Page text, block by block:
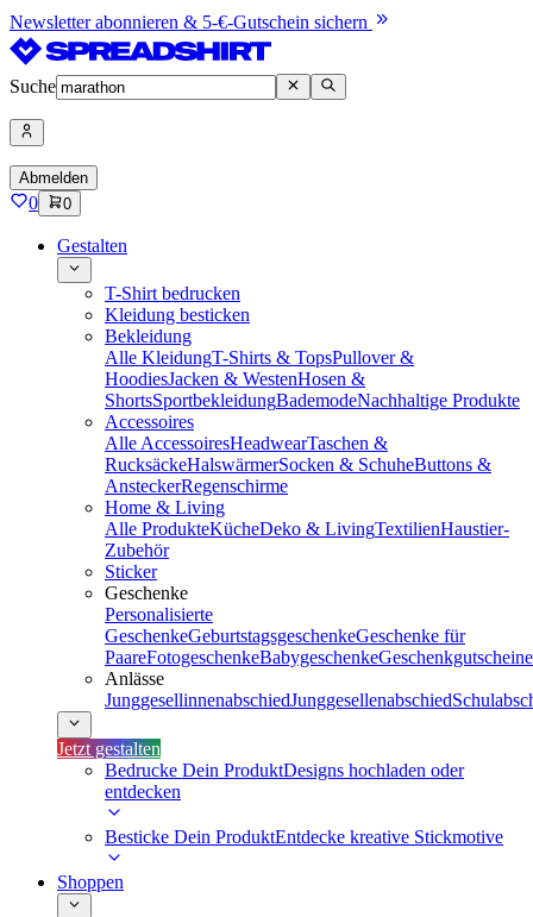
Newsletter abonnieren & 5-€-Gutschein sichern
Suche
Abmelden
0 0
Gestalten
T-Shirt bedrucken
Kleidung besticken
Bekleidung
Alle KleidungT-Shirts & TopsPullover &
HoodiesJacken & WestenHosen &
ShortsSportbekleidungBademodeNachhaltige Produkte
Accessoires
Alle AccessoiresHeadwearTaschen &
RucksäckeHalswärmerSocken & SchuheButtons &
AnsteckerRegenschirme
Home & Living
Alle ProdukteKücheDeko & LivingTextilienHaustier-
Zubehör
Sticker
Geschenke
Personalisierte
GeschenkeGeburtstagsgeschenkeGeschenke für
PaareFotogeschenkeBabygeschenkeGeschenkgutscheine
Anlässe
JunggesellinnenabschiedJunggesellenabschied
Jetzt gestalten
Bedrucke Dein ProduktDesigns hochladen oder
entdecken
Besticke Dein ProduktEntdecke kreative Stickmotive
Shoppen